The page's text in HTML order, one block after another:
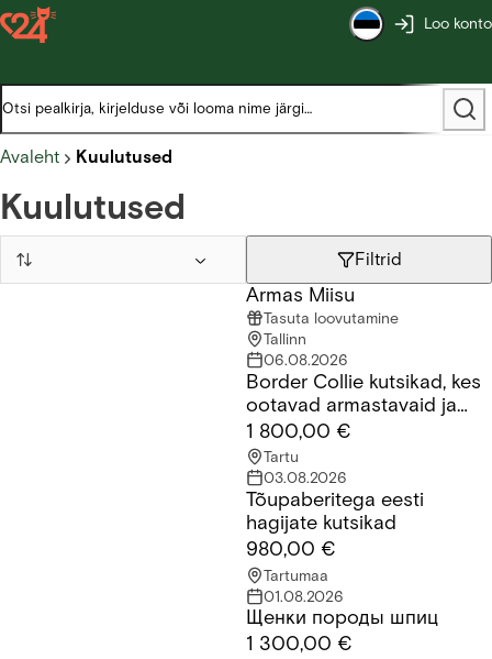
Loo konto
Avaleht Kuulutused
Kuulutused
Filtrid
Armas Miisu
Tasuta loovutamine
Tallinn
06.08.2026
Border Collie kutsikad, kes ootavad armastavaid ja
Border Collie kutsikad, kes
ootavad armastavaid ja
vastutustundlikke peresid.
1 800,00 €
Tartu
03.08.2026
Tõupaberitega eesti hagijate kutsikadTõupaberitega eesti
hagijate kutsikad
980,00 €
Tartumaa
01.08.2026
Щенки породы шпиц
1 300,00 €